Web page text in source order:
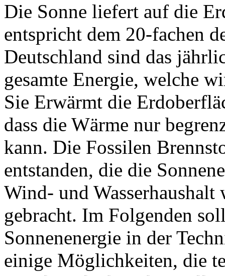
Die Sonne liefert auf die
entspricht dem 20-fachen
Deutschland sind das
gesamte Energie, welche
Sie Erwärmt die
dass die Wärme nur
kann. Die Fossilen
entstanden, die die
Wind- und
gebracht. Im Folgenden
Sonnenenergie in der
einige Möglichkeiten, die